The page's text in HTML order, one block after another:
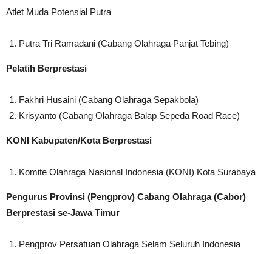
Atlet Muda Potensial Putra
Putra Tri Ramadani (Cabang Olahraga Panjat Tebing)
Pelatih Berprestasi
Fakhri Husaini (Cabang Olahraga Sepakbola)
Krisyanto (Cabang Olahraga Balap Sepeda Road Race)
KONI Kabupaten/Kota Berprestasi
Komite Olahraga Nasional Indonesia (KONI) Kota Surabaya
Pengurus Provinsi (Pengprov) Cabang Olahraga (Cabor)
Berprestasi se-Jawa Timur
Pengprov Persatuan Olahraga Selam Seluruh Indonesia